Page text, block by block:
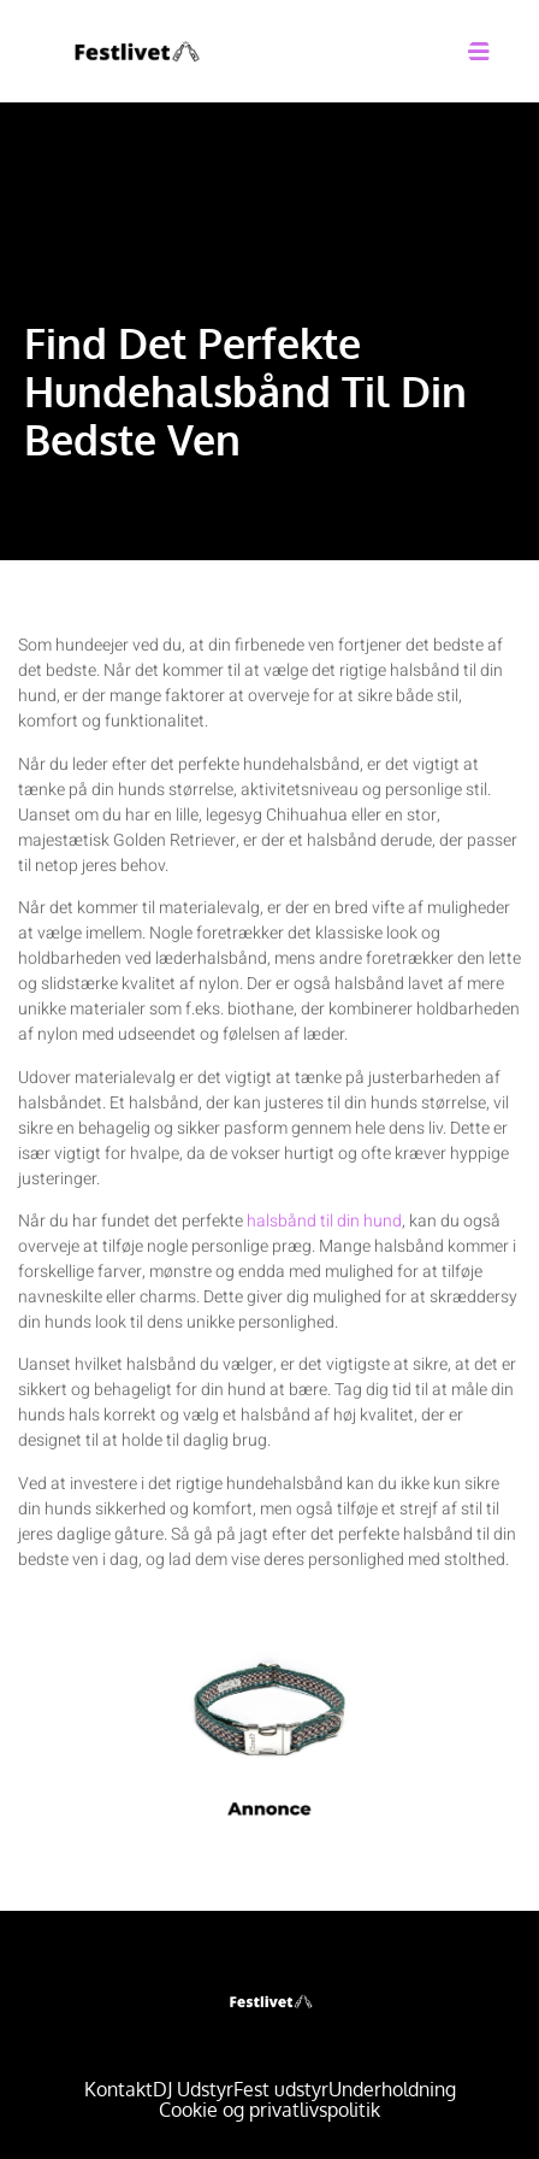
Find Det Perfekte
Hundehalsbånd Til Din
Bedste Ven
Som hundeejer ved du, at din firbenede ven fortjener det bedste af
det bedste. Når det kommer til at vælge det rigtige halsbånd til din
hund, er der mange faktorer at overveje for at sikre både stil,
komfort og funktionalitet.
Når du leder efter det perfekte hundehalsbånd, er det vigtigt at
tænke på din hunds størrelse, aktivitetsniveau og personlige stil.
Uanset om du har en lille, legesyg Chihuahua eller en stor,
majestætisk Golden Retriever, er der et halsbånd derude, der passer
til netop jeres behov.
Når det kommer til materialevalg, er der en bred vifte af muligheder
at vælge imellem. Nogle foretrækker det klassiske look og
holdbarheden ved læderhalsbånd, mens andre foretrækker den lette
og slidstærke kvalitet af nylon. Der er også halsbånd lavet af mere
unikke materialer som f.eks. biothane, der kombinerer holdbarheden
af ​​nylon med udseendet og følelsen af læder.
Udover materialevalg er det vigtigt at tænke på justerbarheden af
halsbåndet. Et halsbånd, der kan justeres til din hunds størrelse, vil
sikre en behagelig og sikker pasform gennem hele dens liv. Dette er
især vigtigt for hvalpe, da de vokser hurtigt og ofte kræver hyppige
justeringer.
Når du har fundet det perfektehalsbånd til din hund, kan du også
overveje at tilføje nogle personlige præg. Mange halsbånd kommer i
forskellige farver, mønstre og endda med mulighed for at tilføje
navneskilte eller charms. Dette giver dig mulighed for at skræddersy
din hunds look til dens unikke personlighed.
Uanset hvilket halsbånd du vælger, er det vigtigste at sikre, at det er
sikkert og behageligt for din hund at bære. Tag dig tid til at måle din
hunds hals korrekt og vælg et halsbånd af høj kvalitet, der er
designet til at holde til daglig brug.
Ved at investere i det rigtige hundehalsbånd kan du ikke kun sikre
din hunds sikkerhed og komfort, men også tilføje et strejf af stil til
jeres daglige gåture. Så gå på jagt efter det perfekte halsbånd til din
bedste ven i dag, og lad dem vise deres personlighed med stolthed.
KontaktDJ UdstyrFest udstyrUnderholdning
Cookie og privatlivspolitik